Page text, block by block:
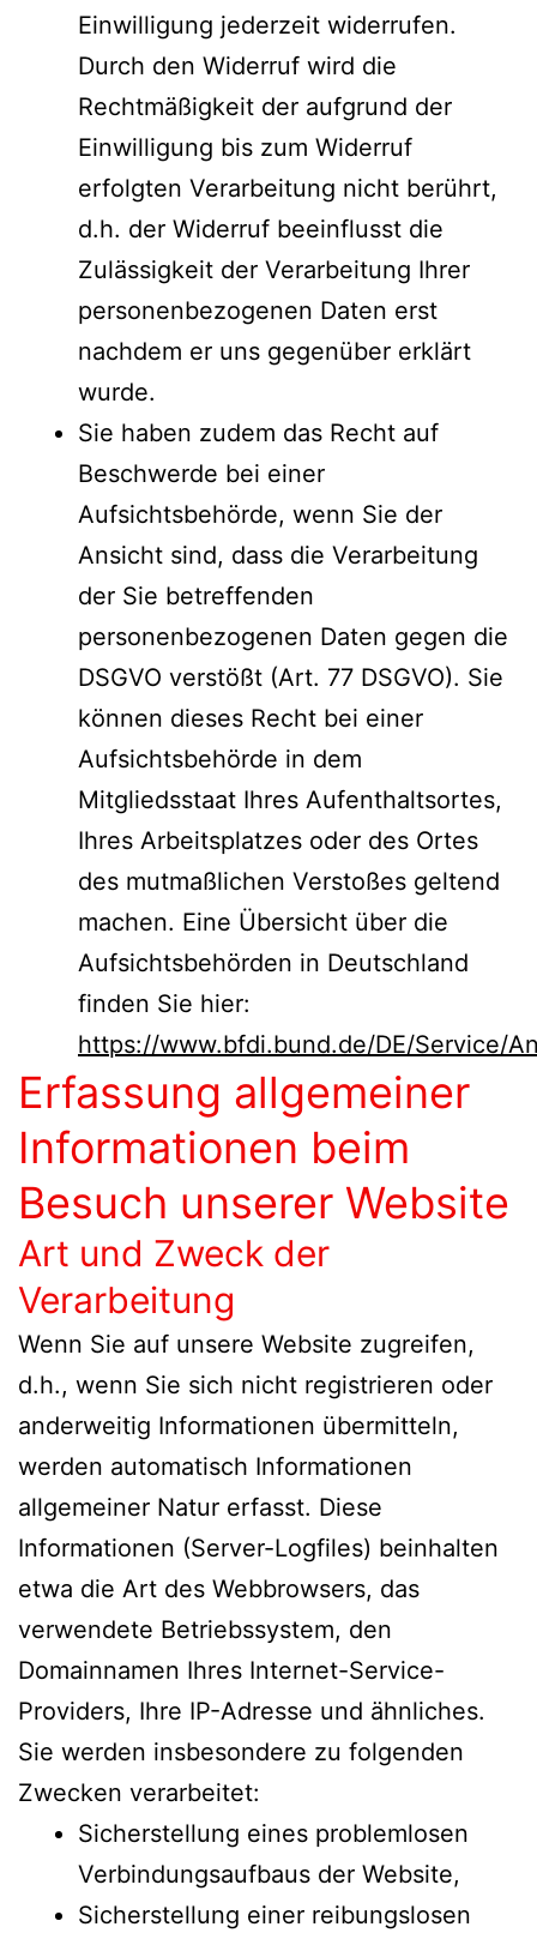
Einwilligung jederzeit widerrufen.
Durch den Widerruf wird die
Rechtmäßigkeit der aufgrund der
Einwilligung bis zum Widerruf
erfolgten Verarbeitung nicht berührt,
d.h. der Widerruf beeinflusst die
Zulässigkeit der Verarbeitung Ihrer
personenbezogenen Daten erst
nachdem er uns gegenüber erklärt
wurde.
Sie haben zudem das Recht auf
Beschwerde bei einer
Aufsichtsbehörde, wenn Sie der
Ansicht sind, dass die Verarbeitung
der Sie betreffenden
personenbezogenen Daten gegen die
DSGVO verstößt (Art. 77 DSGVO). Sie
können dieses Recht bei einer
Aufsichtsbehörde in dem
Mitgliedsstaat Ihres Aufenthaltsortes,
Ihres Arbeitsplatzes oder des Ortes
des mutmaßlichen Verstoßes geltend
machen. Eine Übersicht über die
Aufsichtsbehörden in Deutschland
finden Sie hier:
https://www.bfdi.bund.de/DE/Service/
Erfassung allgemeiner
Informationen beim
Besuch unserer Website
Art und Zweck der
Verarbeitung
Wenn Sie auf unsere Website zugreifen,
d.h., wenn Sie sich nicht registrieren oder
anderweitig Informationen übermitteln,
werden automatisch Informationen
allgemeiner Natur erfasst. Diese
Informationen (Server-Logfiles) beinhalten
etwa die Art des Webbrowsers, das
verwendete Betriebssystem, den
Domainnamen Ihres Internet-Service-
Providers, Ihre IP-Adresse und ähnliches.
Sie werden insbesondere zu folgenden
Zwecken verarbeitet:
Sicherstellung eines problemlosen
Verbindungsaufbaus der Website,
Sicherstellung einer reibungslosen